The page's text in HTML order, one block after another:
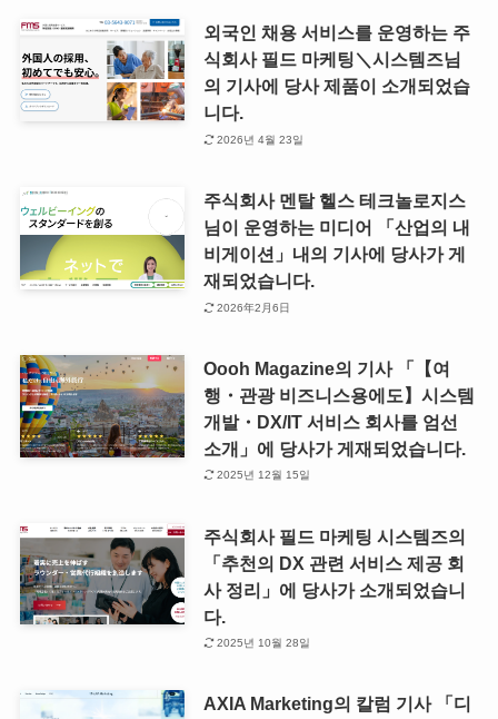
외국인 채용 서비스를 운영하는 주
식회사 필드 마케팅＼시스템즈님
의 기사에 당사 제품이 소개되었습
니다.
2026년 4월 23일
주식회사 멘탈 헬스 테크놀로지스
님이 운영하는 미디어 「산업의 내
비게이션」내의 기사에 당사가 게
재되었습니다.
2026年2月6日
Oooh Magazine의 기사 「【여
행・관광 비즈니스용에도】시스템
개발・DX/IT 서비스 회사를 엄선
소개」에 당사가 게재되었습니다.
2025년 12월 15일
주식회사 필드 마케팅 시스템즈의
「추천의 DX 관련 서비스 제공 회
사 정리」에 당사가 소개되었습니
다.
2025년 10월 28일
AXIA Marketing의 칼럼 기사 「디